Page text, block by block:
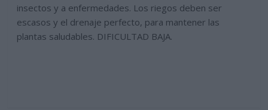
insectos y a enfermedades. Los riegos deben ser
escasos y el drenaje perfecto, para mantener las
plantas saludables. DIFICULTAD BAJA.